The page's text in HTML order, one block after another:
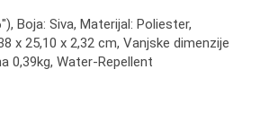
Boja: Siva, Materijal: Poliester,
x 25,10 x 2,32 cm, Vanjske dimenzije
0,39kg, Water-Repellent